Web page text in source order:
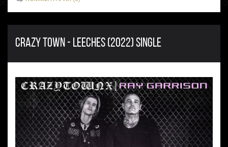
CRAZY TOWN - LEECHES (2022) SINGLE